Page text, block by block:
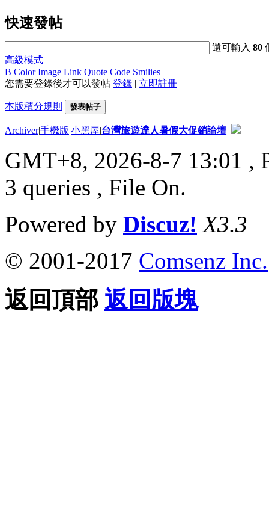
快速發帖
還可輸入80
高級模式
B Color Image Link Quote Code Smilies
您需要登錄後才可以發帖 登錄 | 立即註冊
本版積分規則 發表帖子
Archiver|手機版|小黑屋|台灣旅遊達人暑假大促銷論壇
GMT+8, 2026-8-7 13:01 ,
3 queries , File On.
Powered by Discuz! X3.3
© 2001-2017 Comsenz Inc.
返回頂部 返回版塊